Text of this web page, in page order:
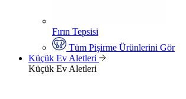
Fırın Tepsisi
Tüm Pişirme Ürünlerini Gör
Küçük Ev Aletleri
Küçük Ev Aletleri